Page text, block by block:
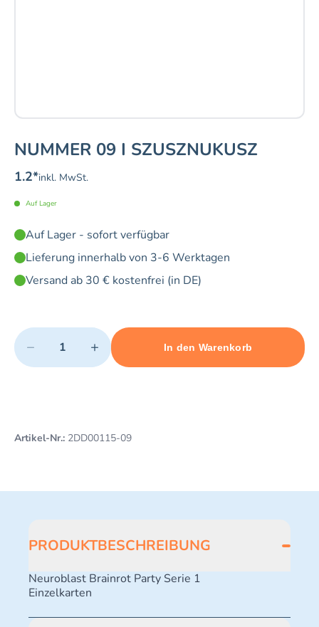
NUMMER 09 I SZUSZNUKUSZ
1.2*inkl. MwSt.
Auf Lager
Auf Lager - sofort verfügbar
Lieferung innerhalb von 3-6 Werktagen
Versand ab 30 € kostenfrei (in DE)
Quantity
− +
Minimum quantity: 1 Maximum quantity: 493
In den Warenkorb
Add 1 item to cart
Artikel-Nr.: 2DD00115-09
PRODUKTBESCHREIBUNG
Neuroblast Brainrot Party Serie 1
Einzelkarten